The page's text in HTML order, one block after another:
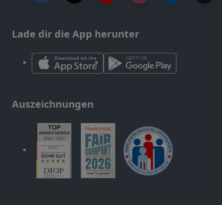
Lade dir die App herunter
Auszeichnungen